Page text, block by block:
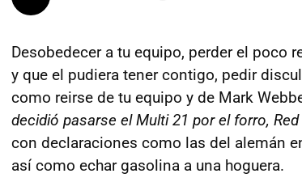
Desobedecer a tu equipo, perder el poco
y que el pudiera tener contigo, pedir
como reirse de tu equipo y de Mark
decidió pasarse el Multi 21 por el forro,
con declaraciones como las del alemán
así como echar gasolina a una hoguera.